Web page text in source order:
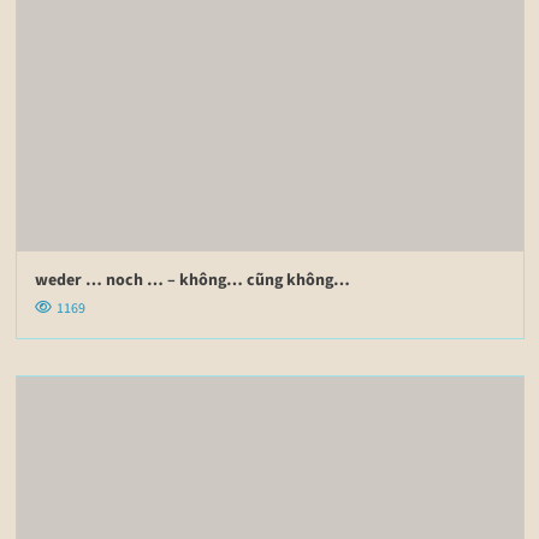
weder … noch … – không… cũng không…
1169